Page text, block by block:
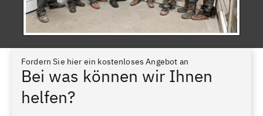
Fordern Sie hier ein kostenloses Angebot an
Bei was können wir Ihnen
helfen?